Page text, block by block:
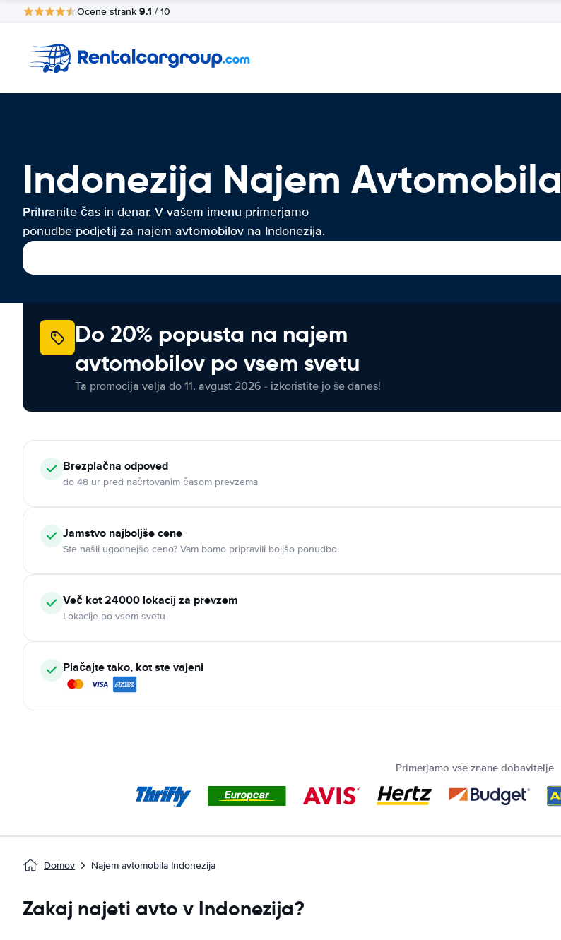
Ocene strank 9.1 / 10
Indonezija Najem Avtomobila
Prihranite čas in denar. V vašem imenu primerjamo
ponudbe podjetij za najem avtomobilov na Indonezija.
Do 20% popusta na najem
avtomobilov po vsem svetu
Ta promocija velja do 11. avgust 2026 - izkoristite jo še danes!
Brezplačna odpoved
do 48 ur pred načrtovanim časom prevzema
Jamstvo najboljše cene
Ste našli ugodnejšo ceno? Vam bomo pripravili boljšo ponudbo.
Več kot 24000 lokacij za prevzem
Lokacije po vsem svetu
Plačajte tako, kot ste vajeni
Primerjamo vse znane dobavitelje
Domov Najem avtomobila Indonezija
Zakaj najeti avto v Indonezija?